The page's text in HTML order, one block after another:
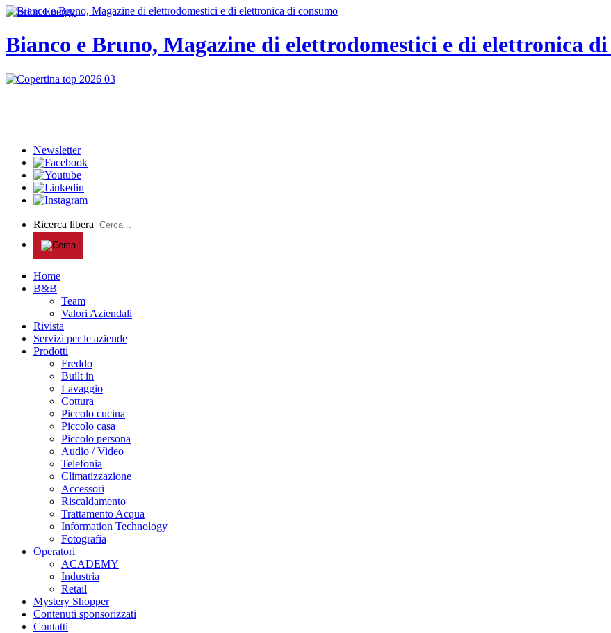
Bianco e Bruno, Magazine di elettrodomestici e di elettronica di
Newsletter
Ricerca libera
Home
B&B
Team
Valori Aziendali
Rivista
Servizi per le aziende
Prodotti
Freddo
Built in
Lavaggio
Cottura
Piccolo cucina
Piccolo casa
Piccolo persona
Audio / Video
Telefonia
Climatizzazione
Accessori
Riscaldamento
Trattamento Acqua
Information Technology
Fotografia
Operatori
ACADEMY
Industria
Retail
Mystery Shopper
Contenuti sponsorizzati
Contatti